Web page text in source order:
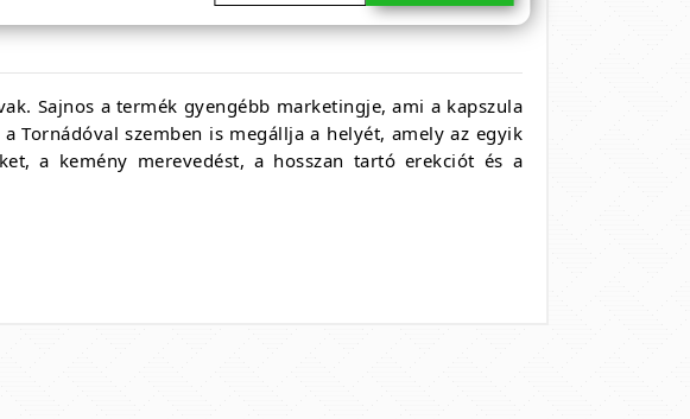
Sajnos a termék gyengébb marketingje, ami a kapszula
Tornádóval szemben is megállja a helyét, amely az egyik
a kemény merevedést, a hosszan tartó erekciót és a